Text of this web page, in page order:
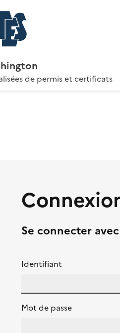
de permis et certificats
Se connecter
Identifiant
Mot de passe